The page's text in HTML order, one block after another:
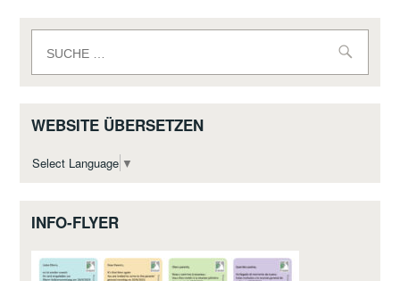
Suche
nach:
WEBSITE ÜBERSETZEN
Select Language ▼
INFO-FLYER